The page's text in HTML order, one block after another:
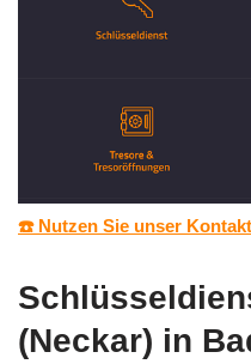
☎️ Nutzen Sie unser
(Neckar) in